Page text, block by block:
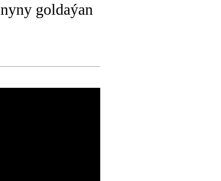
goldaýan